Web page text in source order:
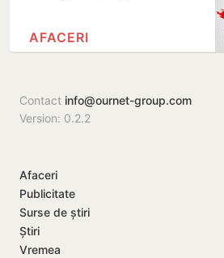
AFACERI
Contact info@ournet-group.com
Version: 0.2.2
Afaceri
Publicitate
Surse de știri
Știri
Vremea